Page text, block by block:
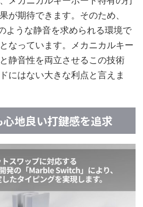
が期待できます。そのため、
ような静音を求められる環境で
なっています。メカニカルキー
静音性を両立させるこの技術
にはない大きな利点と言えま
地良い打鍵感を追求